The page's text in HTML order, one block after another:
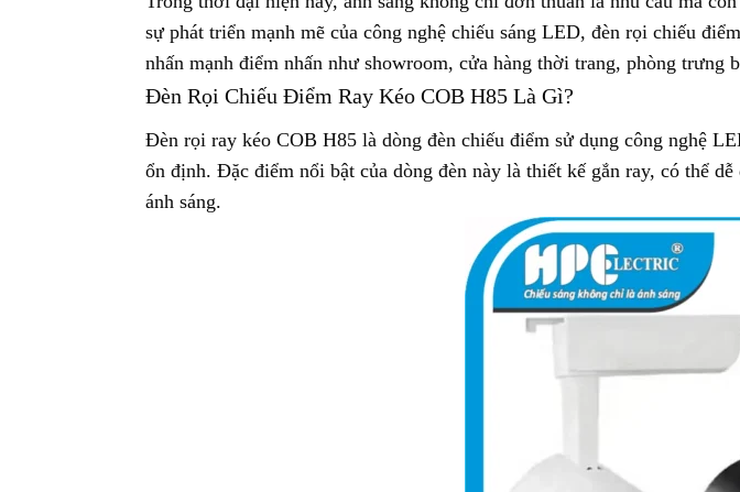
sự phát triển mạnh mẽ của công nghệ chiếu sáng LED, đèn rọi chiếu
nhấn mạnh điểm nhấn như showroom, cửa hàng thời trang, phòng trưng
Đèn Rọi Chiếu Điểm Ray Kéo COB H85 Là Gì?
Đèn rọi ray kéo COB H85 là dòng đèn chiếu điểm sử dụng công nghệ
ổn định. Đặc điểm nổi bật của dòng đèn này là thiết kế gắn ray, có thể
ánh sáng.